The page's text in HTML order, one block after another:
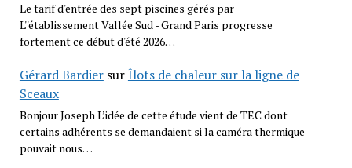
Le tarif d'entrée des sept piscines gérés par
L''établissement Vallée Sud - Grand Paris progresse
fortement ce début d'été 2026…
Gérard BardiersurÎlots de chaleur sur la ligne de
Sceaux
Bonjour Joseph L’idée de cette étude vient de TEC dont
certains adhérents se demandaient si la caméra thermique
pouvait nous…